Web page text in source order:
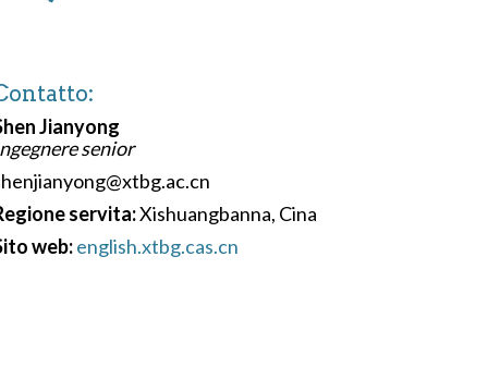
Jianyong
senior
servita:Xishuangbanna, Cina
web:english.xtbg.cas.cn